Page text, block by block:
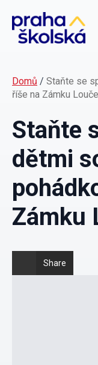
Domů / Staňte se
říše na Zámku
Staňte
dětmi
Zámku
Share